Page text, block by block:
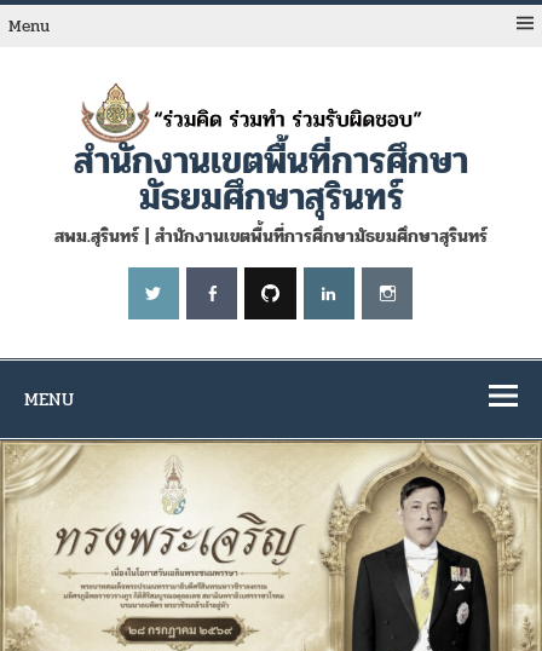
Skip
toMenu
สำนักงานเขตพื้นที่การศึกษา
มัธยมศึกษาสุรินทร์
สพม.สุรินทร์ | สำนักงานเขตพื้นที่การศึกษามัธยมศึกษาสุรินทร์
MENU